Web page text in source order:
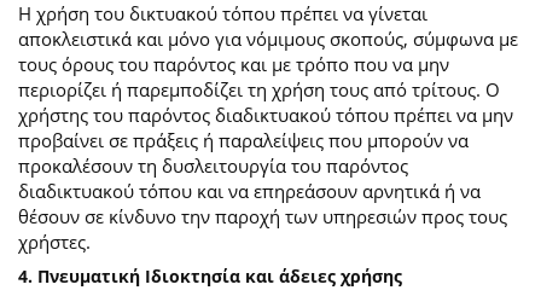
Η χρήση του δικτυακού τόπου πρέπει να γίνεται
αποκλειστικά και μόνο για νόμιμους σκοπούς, σύμφωνα με
τους όρους του παρόντος και με τρόπο που να μην
περιορίζει ή παρεμποδίζει τη χρήση τους από τρίτους. Ο
χρήστης του παρόντος διαδικτυακού τόπου πρέπει να μην
προβαίνει σε πράξεις ή παραλείψεις που μπορούν να
προκαλέσουν τη δυσλειτουργία του παρόντος
διαδικτυακού τόπου και να επηρεάσουν αρνητικά ή να
θέσουν σε κίνδυνο την παροχή των υπηρεσιών προς τους
χρήστες.
4. Πνευματική Ιδιοκτησία και άδειες χρήσης